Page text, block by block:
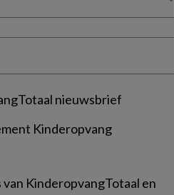
nieuwsbrief
Kinderopvang
KinderopvangTotaal en